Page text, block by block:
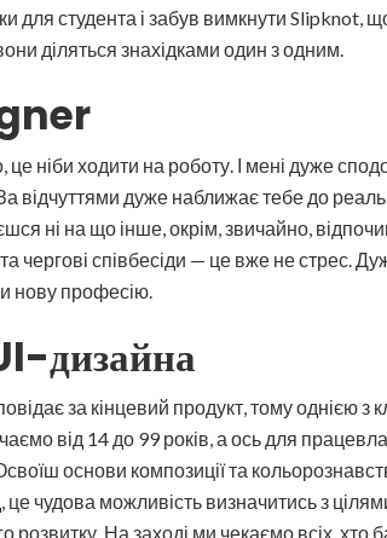
для студента і забув вимкнути Slipknot,
діляться знахідками один з одним.
ніби ходити на роботу. І мені дуже
За відчуттями дуже наближає тебе до
ні на що інше, окрім, звичайно,
чергові співбесіди — це вже не стрес.
нову професію.
дизайна
за кінцевий продукт, тому однією з
від 14 до 99 років, а ось для
основи композиції та
чудова можливість визначитись з
розвитку. На заході ми чекаємо всіх, хто